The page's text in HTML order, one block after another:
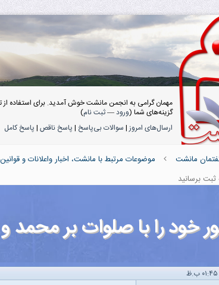
مهمان گرامی به انجمن مانشت خوش آمدید. برای استفاده از
گزینه‌های شما (ورود—ثبت نام)
ارسال‌های امروز| سوالات بی‌پاسخ | پاسخ ناقص | پاسخ کامل
گفتمان مانشت موضوعات مرتبط با مانشت، اخبار واعلانات و
برسانید
خود را با صلوات بر محمد